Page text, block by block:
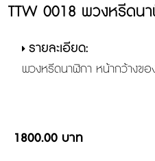
TTW 0018 พวงหรีดน
รายละเอียด:
พวงหรีดนาฬิกา หน้ากว้างข
1800.00 บาท